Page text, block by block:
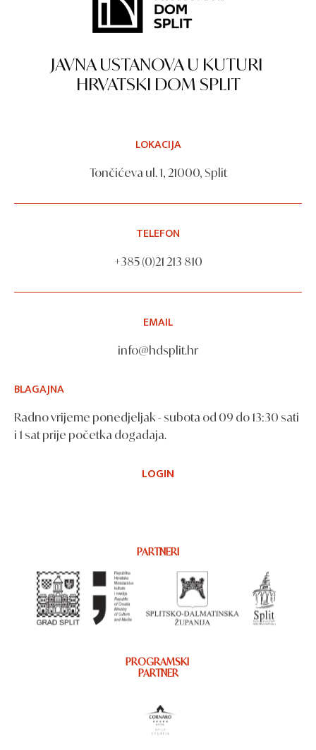
JAVNA USTANOVA U KUTURI
HRVATSKI DOM SPLIT
LOKACIJA
Tončićeva ul. 1, 21000, Split
TELEFON
+385 (0)21 213 810
EMAIL
info@hdsplit.hr
BLAGAJNA
Radno vrijeme ponedjeljak - subota od 09 do 13:30 sati
i 1 sat prije početka događaja.
LOGIN
PARTNERI
PROGRAMSKI
PARTNER